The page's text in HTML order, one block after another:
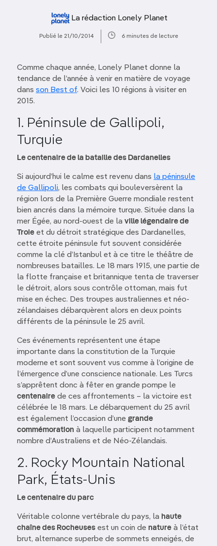
La rédaction Lonely Planet
Publié le 21/10/2014 6 minutes de lecture
Comme chaque année, Lonely Planet donne la
tendance de l’année à venir en matière de voyage
dans son Best of. Voici les 10 régions à visiter en
2015.
1. Péninsule de Gallipoli,
Turquie
Le centenaire de la bataille des Dardanelles
Si aujourd’hui le calme est revenu dans la péninsule
de Gallipoli, les combats qui bouleversèrent la
région lors de la Première Guerre mondiale restent
bien ancrés dans la mémoire turque. Située dans la
mer Égée, au nord-ouest de la ville légendaire de
Troie et du détroit stratégique des Dardanelles,
cette étroite péninsule fut souvent considérée
comme la clé d’Istanbul et à ce titre le théâtre de
nombreuses batailles. Le 18 mars 1915, une partie de
la flotte française et britannique tenta de traverser
le détroit, alors sous contrôle ottoman, mais fut
mise en échec. Des troupes australiennes et néo-
zélandaises débarquèrent alors en deux points
différents de la péninsule le 25 avril.
Ces événements représentent une étape
importante dans la constitution de la Turquie
moderne et sont souvent vus comme à l’origine de
l’émergence d’une conscience nationale. Les Turcs
s’apprêtent donc à fêter en grande pompe le
centenaire de ces affrontements – la victoire est
célébrée le 18 mars. Le débarquement du 25 avril
est également l’occasion d’une grande
commémoration à laquelle participent notamment
nombre d’Australiens et de Néo-Zélandais.
2. Rocky Mountain National
Park, États-Unis
Le centenaire du parc
Véritable colonne vertébrale du pays, la haute
chaîne des Rocheuses est un coin de nature à l’état
brut, alternance superbe de sommets enneigés, de